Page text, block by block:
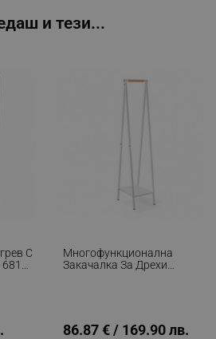
и тези...
С
Многофункционална
Закачалка За Дрехи
86.87 € / 169.90 лв.